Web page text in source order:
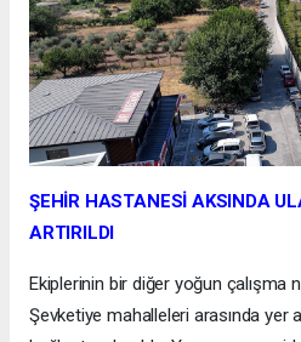
ŞEHİR HASTANESİ AKSINDA
ARTIRILDI
Ekiplerinin bir diğer yoğun çalışma
Şevketiye mahalleleri arasında yer